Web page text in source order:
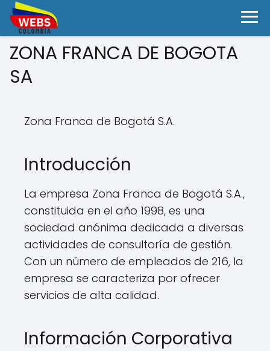
ZONA FRANCA DE BOGOTA
SA
Zona Franca de Bogotá S.A.
Introducción
La empresa Zona Franca de Bogotá S.A.,
constituida en el año 1998, es una
sociedad anónima dedicada a diversas
actividades de consultoría de gestión.
Con un número de empleados de 216, la
empresa se caracteriza por ofrecer
servicios de alta calidad.
Información Corporativa